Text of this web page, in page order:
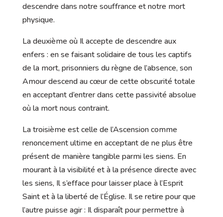
descendre dans notre souffrance et notre mort
physique.
La deuxième où Il accepte de descendre aux
enfers : en se faisant solidaire de tous les captifs
de la mort, prisonniers du règne de l’absence, son
Amour descend au cœur de cette obscurité totale
en acceptant d’entrer dans cette passivité absolue
où la mort nous contraint.
La troisième est celle de l’Ascension comme
renoncement ultime en acceptant de ne plus être
présent de manière tangible parmi les siens. En
mourant à la visibilité et à la présence directe avec
les siens, Il s’efface pour laisser place à l’Esprit
Saint et à la liberté de l’Église. Il se retire pour que
l’autre puisse agir : Il disparaît pour permettre à